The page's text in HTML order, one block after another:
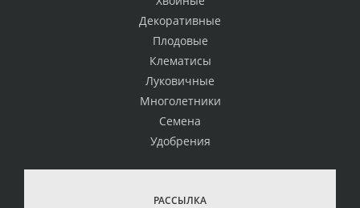
Декоративные
Плодовые
Клематисы
Луковичные
Многолетники
Семена
Удобрения
РАССЫЛКА